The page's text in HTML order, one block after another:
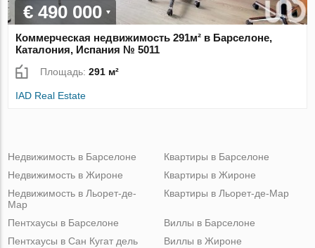
€ 490 000
Коммерческая недвижимость 291м² в Барселоне,
Каталония, Испания № 5011
Площадь:291 м²
IAD Real Estate
Недвижимость в Барселоне
Недвижимость в Жироне
Недвижимость в Льорет-де-
Мар
Квартиры в Барселоне
Квартиры в Жироне
Квартиры в Льорет-де-Мар
Пентхаусы в Барселоне
Пентхаусы в Сан Кугат дель
Виллы в Барселоне
Виллы в Жироне